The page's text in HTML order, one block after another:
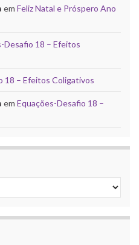
em Feliz Natal e Próspero Ano
Desafio 18 – Efeitos
18 – Efeitos Coligativos
em Equações-Desafio 18 –